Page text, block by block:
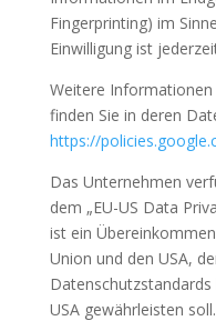
Fingerprinting) im
Einwilligung ist
Weitere
finden Sie in deren
https://
Das Unternehmen
dem „EU-US Data
ist ein
Union und den USA,
USA gewährleisten